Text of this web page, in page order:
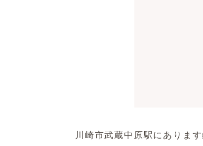
川崎市武蔵中原駅にありま